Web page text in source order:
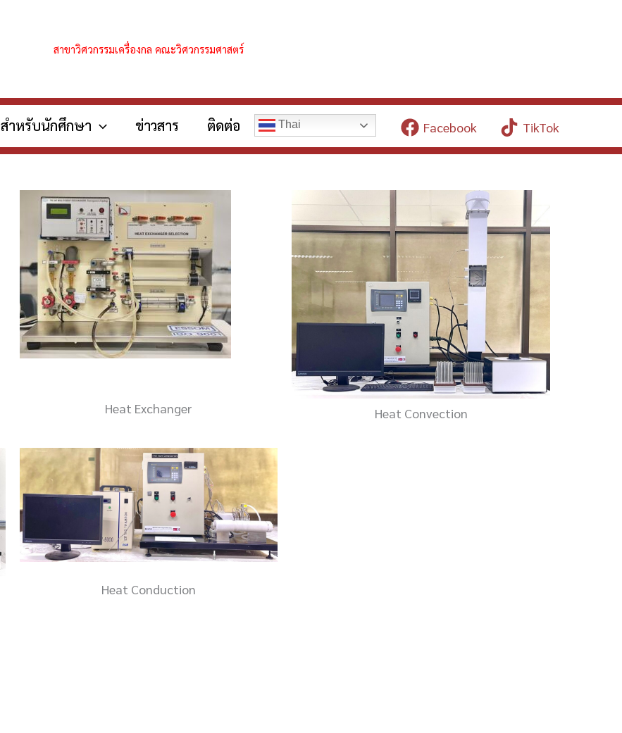
สาขาวิศวกรรมเครื่องกล คณะวิศวกรรมศาสตร์
สำหรับนักศึกษา ข่าวสาร ติดต่อ Thai Facebook TikTok
Heat Exchanger Heat Convection
Heat Conduction